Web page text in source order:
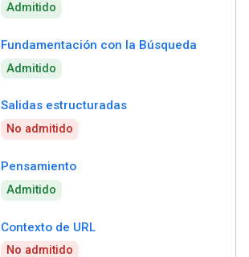
Admitido
Fundamentación con la Búsqueda
Admitido
Salidas estructuradas
No admitido
Pensamiento
Admitido
Contexto de URL
No admitido